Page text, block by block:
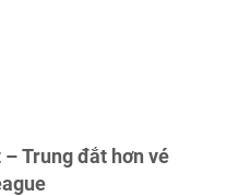
Trung đắt hơn vé